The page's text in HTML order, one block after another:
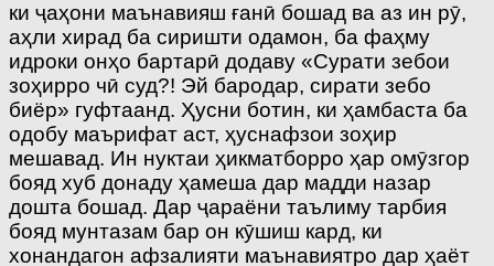
ки ҷаҳони маънавияш ғанӣ бошад ва аз ин рӯ,
аҳли хирад ба сиришти одамон, ба фаҳму
идроки онҳо бартарӣ додаву «Сурати зебои
зоҳирро чӣ суд?! Эй бародар, сирати зебо
биёр» гуфтаанд. Ҳусни ботин, ки ҳамбаста ба
одобу маърифат аст, ҳуснафзои зоҳир
мешавад. Ин нуктаи ҳикматборро ҳар омӯзгор
бояд хуб донаду ҳамеша дар мадди назар
дошта бошад. Дар ҷараёни таълиму тарбия
бояд мунтазам бар он кӯшиш кард, ки
хонандагон афзалияти маънавиятро дар ҳаёт